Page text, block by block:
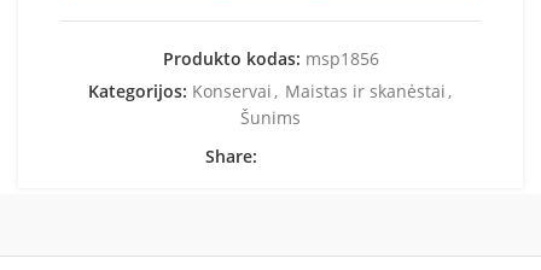
Produkto kodas: msp1856
Kategorijos: Konservai , Maistas ir skanėstai ,
Šunims
Share: